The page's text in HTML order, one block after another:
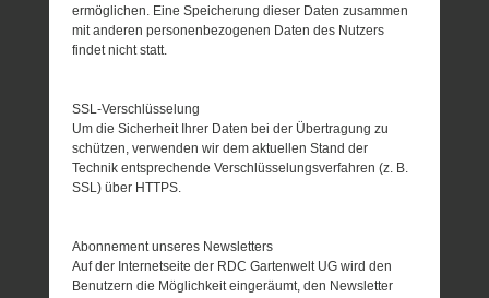
ermöglichen. Eine Speicherung dieser Daten zusammen
mit anderen personenbezogenen Daten des Nutzers
findet nicht statt.
SSL-Verschlüsselung
Um die Sicherheit Ihrer Daten bei der Übertragung zu
schützen, verwenden wir dem aktuellen Stand der
Technik entsprechende Verschlüsselungsverfahren (z. B.
SSL) über HTTPS.
Abonnement unseres Newsletters
Auf der Internetseite der RDC Gartenwelt UG wird den
Benutzern die Möglichkeit eingeräumt, den Newsletter